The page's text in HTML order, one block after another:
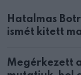
Hatalmas
ismét kitett
Megérkezett